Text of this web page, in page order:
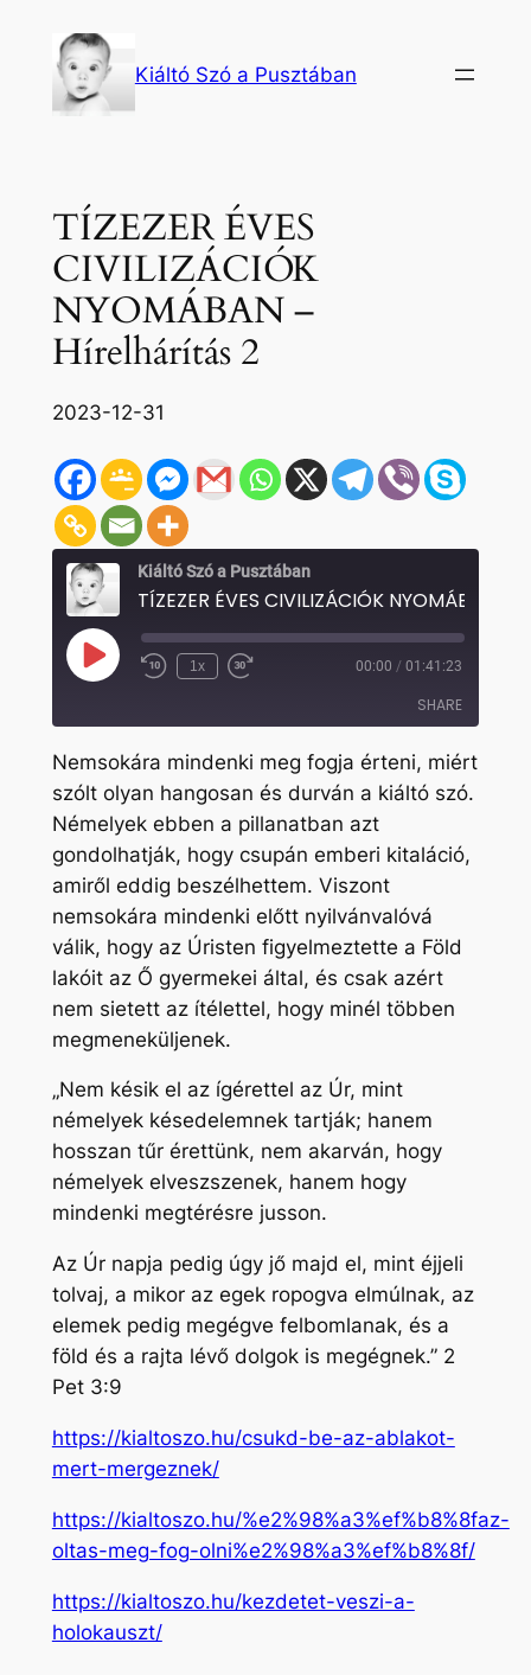
tartalomhoz
Kiáltó Szó a Pusztában
TÍZEZER ÉVES
CIVILIZÁCIÓK
NYOMÁBAN –
Hírelhárítás 2
2023-12-31
Kiáltó Szó a Pusztában
Play
Episode Rewind
1x
Fast
seconds
00:00 / 01:41:23
SHARE
SHARE
LINK
EMBED
Nemsokára mindenki meg fogja érteni, miért
szólt olyan hangosan és durván a kiáltó szó.
Némelyek ebben a pillanatban azt
gondolhatják, hogy csupán emberi kitaláció,
amiről eddig beszélhettem. Viszont
nemsokára mindenki előtt nyilvánvalóvá
válik, hogy az Úristen figyelmeztette a Föld
lakóit az Ő gyermekei által, és csak azért
nem sietett az ítélettel, hogy minél többen
megmeneküljenek.
„Nem késik el az ígérettel az Úr, mint
némelyek késedelemnek tartják; hanem
hosszan tűr érettünk, nem akarván, hogy
némelyek elveszszenek, hanem hogy
mindenki megtérésre jusson.
Az Úr napja pedig úgy jő majd el, mint éjjeli
tolvaj, a mikor az egek ropogva elmúlnak, az
elemek pedig megégve felbomlanak, és a
föld és a rajta lévő dolgok is megégnek.” 2
Pet 3:9
https://kialtoszo.hu/csukd-be-az-ablakot-
mert-mergeznek/
https://kialtoszo.hu/%e2%98%a3%ef%b8%8faz-
oltas-meg-fog-olni%e2%98%a3%ef%b8%8f/
https://kialtoszo.hu/kezdetet-veszi-a-
holokauszt/